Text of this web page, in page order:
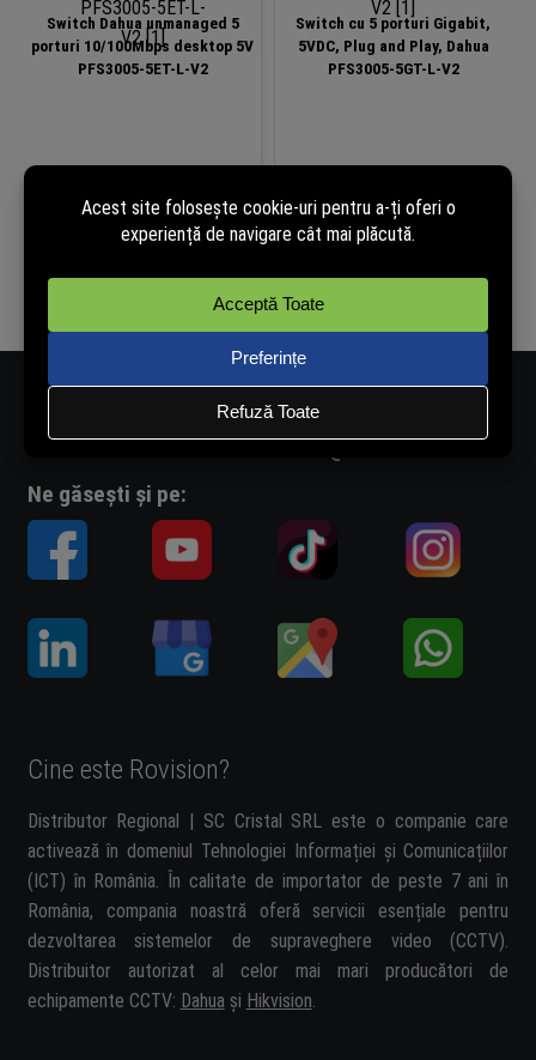
Switch Dahua unmanaged 5
porturi 10/100Mbps desktop 5V
PFS3005-5ET-L-V2
36,99 lei
(cu TVA)
Switch cu 5 porturi Gigabit,
5VDC, Plug and Play, Dahua
PFS3005-5GT-L-V2
56,99 lei
(cu TVA)
Număr de telefon - 0334.405.358
Ne găsești și pe:
Cine este Rovision?
Distributor Regional | SC Cristal SRL este o companie care
activează în domeniul Tehnologiei Informației și Comunicațiilor
(ICT) în România. În calitate de importator de peste 7 ani în
România, compania noastră oferă servicii esențiale pentru
dezvoltarea sistemelor de supraveghere video (CCTV).
Distribuitor autorizat al celor mai mari producători de
echipamente CCTV: Dahua și Hikvision.